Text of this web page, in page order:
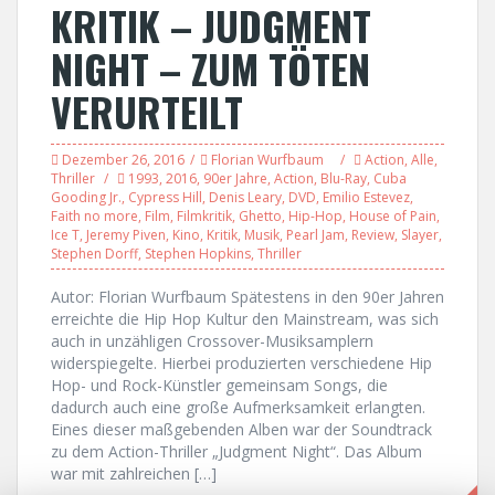
KRITIK – JUDGMENT
NIGHT – ZUM TÖTEN
VERURTEILT
Dezember 26, 2016 Florian Wurfbaum Action, Alle,
Thriller
1993, 2016, 90er Jahre, Action, Blu-Ray, Cuba
Gooding Jr., Cypress Hill, Denis Leary, DVD, Emilio Estevez,
Faith no more, Film, Filmkritik, Ghetto, Hip-Hop, House of Pain,
Ice T, Jeremy Piven, Kino, Kritik, Musik, Pearl Jam, Review, Slayer,
Stephen Dorff, Stephen Hopkins, Thriller
Autor: Florian Wurfbaum Spätestens in den 90er Jahren
erreichte die Hip Hop Kultur den Mainstream, was sich
auch in unzähligen Crossover-Musiksamplern
widerspiegelte. Hierbei produzierten verschiedene Hip
Hop- und Rock-Künstler gemeinsam Songs, die
dadurch auch eine große Aufmerksamkeit erlangten.
Eines dieser maßgebenden Alben war der Soundtrack
zu dem Action-Thriller „Judgment Night“. Das Album
war mit zahlreichen […]